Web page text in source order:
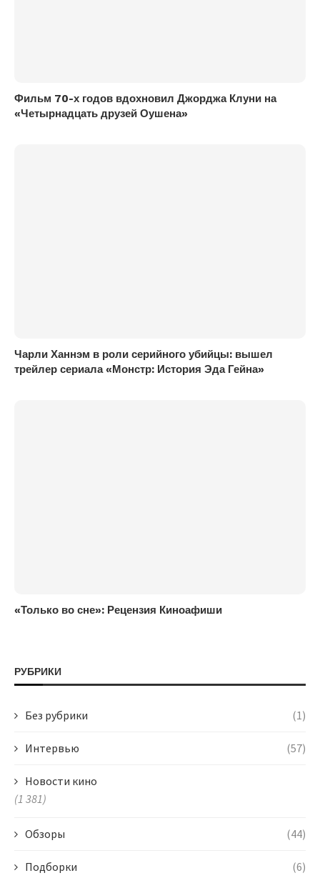
Фильм 70-х годов вдохновил Джорджа Клуни на
«Четырнадцать друзей Оушена»
Чарли Ханнэм в роли серийного убийцы: вышел
трейлер сериала «Монстр: История Эда Гейна»
«Только во сне»: Рецензия Киноафиши
РУБРИКИ
Без рубрики (1)
Интервью (57)
Новости кино
(1 381)
Обзоры (44)
Подборки (6)